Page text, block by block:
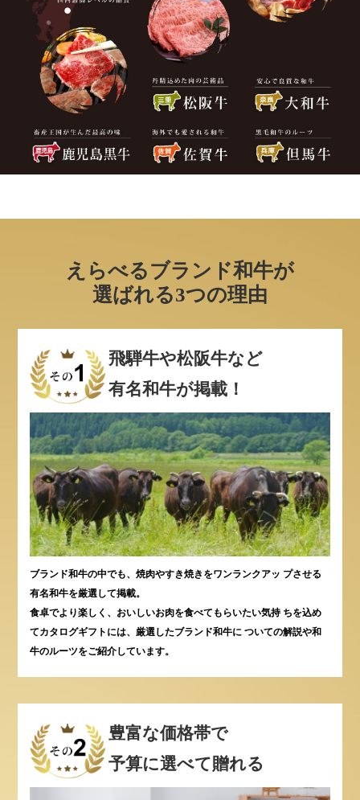
えらべるブランド和牛が
選ばれる3つの理由
飛騨牛や松阪牛など
有名和牛が掲載！
ブランド和牛の中でも、焼肉やすき焼きをワンランクアッ プさせる
有名和牛を厳選して掲載。
食卓でより楽しく、おいしいお肉を食べてもらいたい気持 ちを込め
てカタログギフトには、厳選したブランド和牛に ついての解説や和
牛のルーツをご紹介しています。
豊富な価格帯で
予算に選べて贈れる